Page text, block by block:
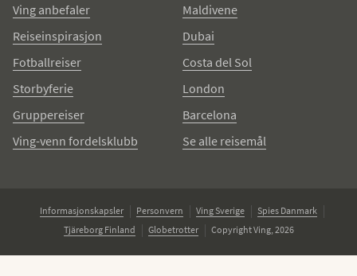
Ving anbefaler
Reiseinspirasjon
Fotballreiser
Storbyferie
Gruppereiser
Ving-venn fordelsklubb
Maldivene
Dubai
Costa del Sol
London
Barcelona
Se alle reisemål
Informasjonskapsler Personvern Ving Sverige
Spies Danmark
Tjäreborg Finland
Globetrotter Copyright Ving, 2026